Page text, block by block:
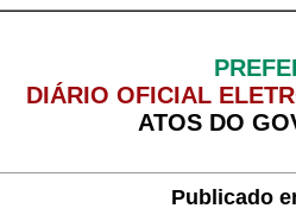
DIÁRIO OFICIAL
ATOS DO
Publicado